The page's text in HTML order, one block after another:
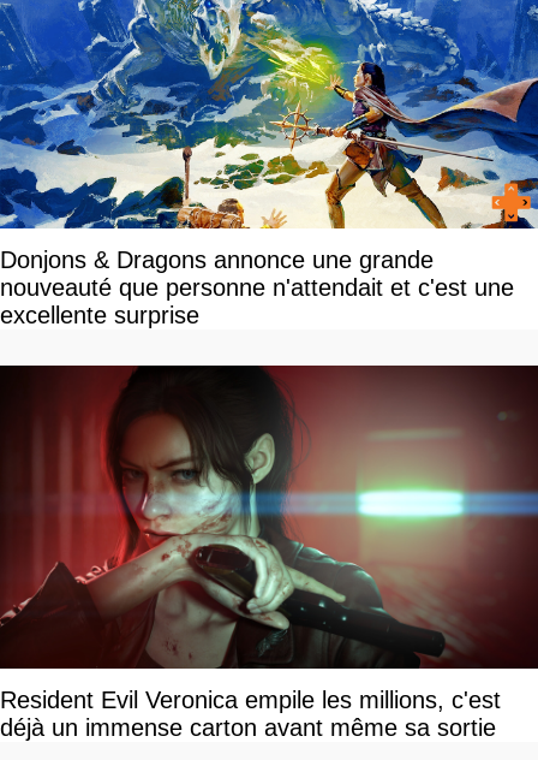
Donjons & Dragons annonce une grande
nouveauté que personne n'attendait et c'est une
excellente surprise
Resident Evil Veronica empile les millions, c'est
déjà un immense carton avant même sa sortie